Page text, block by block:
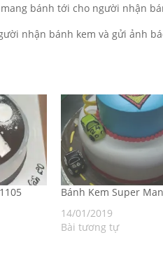
bánh tới cho người nhận
nhận bánh kem và gửi ảnh
Bánh Kem Super
14/01/2019
Bài tương tự